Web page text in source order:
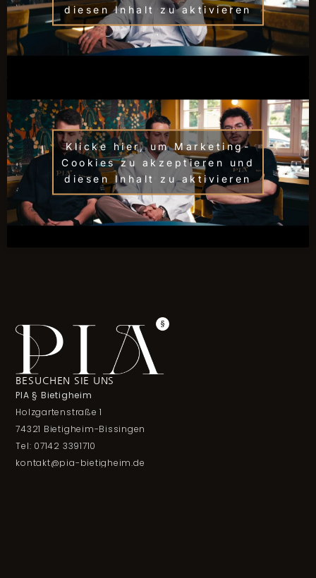
diesen Inhalt zu aktivieren
Klicke hier, um Marketing-
Cookies zu akzeptieren und
diesen Inhalt zu aktivieren
BESUCHEN SIE UNS
PIA § Bietigheim
Holzgartenstraße 1
74321 Bietigheim-Bissingen
Tel: 07142 3391710
kontakt@pia-bietigheim.de